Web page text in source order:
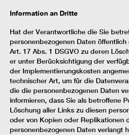
Information an Dritte
Hat der Verantwortliche die Sie
personenbezogenen Daten
Art. 17 Abs. 1 DSGVO zu deren
er unter Berücksichtigung der
der Implementierungskosten
technischer Art, um für die
die die personenbezogenen Daten
informieren, dass Sie als betroffene
Löschung aller Links zu diesen
oder von Kopien oder Replikationen
personenbezogenen Daten verlangt